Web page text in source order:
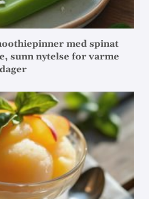
med spinat
sunn nytelse for varme
dager